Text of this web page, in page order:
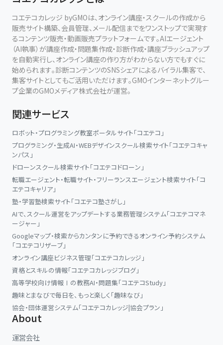
コエテコカレッジ byGMOは、オンライン講座・スクールの作成から
販売サイト構築、会員管理、メール配信までをワンストップで実現す
るコンテンツ販売・動画販売プラットフォームです。AIエージェント
（AI執事）が講座作成・問題集作成・診断作成・講座ブラッシュアップ
を自動実行し、オンライン講座の作り方がわからない方でもすぐに
始められます。診断コンテンツのSNSシェアによるバイラル集客で、
集客サイトとしてもご活用いただけます。GMOインターネットグルー
プ企業のGMOメディア株式会社が運営。
関連サービス
ロボット・プログラミング教室ポータルサイト「コエテコ」
プログラミング・生成AI・WEBデザインスクール検索サイト「コエテコキャ
ンパス」
ドローンスクール検索サイト「コエテコドローン」
転職エージェント・転職サイト・フリーランスエージェント検索サイト「コ
エテコキャリア」
塾・学習塾検索サイト「コエテコ塾さがし」
AIで、スクール運営をアップデートする業務管理システム「コエテコマネ
ージャー」
Googleマップ・検索からカンタンに予約できるオンライン予約システム
「コエテコリザーブ」
オンライン講座ビジネス管理「コエテコカレッジ」
資格とスキルの情報「コエテコカレッジブログ」
高等学校向け情報Ⅰの教務AI・問題集「コエテコStudy」
趣味とまなびで毎日を、もっと楽しく「趣味なび」
協会・団体運営システム「コエテコカレッジ|協会プラン」
About
運営会社